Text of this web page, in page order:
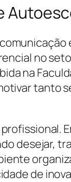
no
na
tanto
desejar,
de